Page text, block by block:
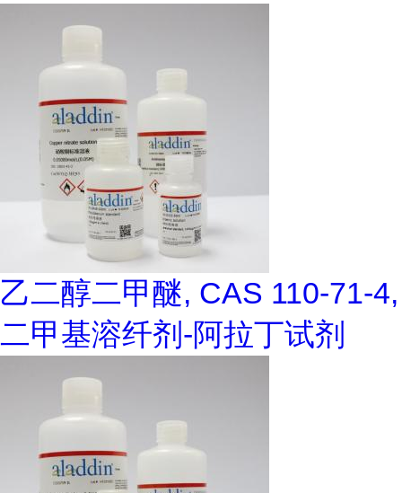
乙二醇二甲醚, CAS 110-71-4,
二甲基溶纤剂-阿拉丁试剂